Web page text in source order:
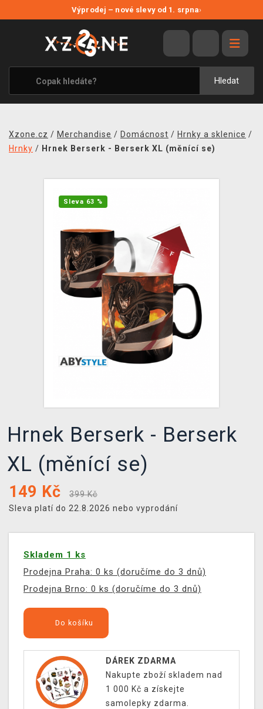
Výprodej – nové slevy od 1. srpna›
Hledat
VÝPRODEJ
VIDEOHRY
XZONE ORIGINALS
TÉMATIKY
MERCHANDISE
PRODEJNY
TCG & BOARDGAME HUB
VÝKUP HER (BAZAR)
Xzone.cz / Merchandise / Domácnost / Hrnky a sklenice /
Hrnky / Hrnek Berserk - Berserk XL (měnící se)
Sleva 63 %
Hrnek Berserk - Berserk
XL (měnící se)
149 Kč
399 Kč
Sleva platí do 22.8.2026 nebo vyprodání
Skladem 1 ks
Prodejna Praha: 0 ks (doručíme do 3 dnů)
Prodejna Brno: 0 ks (doručíme do 3 dnů)
Do košíku
DÁREK ZDARMA
Nakupte zboží skladem nad
1 000 Kč a získejte
samolepky zdarma.